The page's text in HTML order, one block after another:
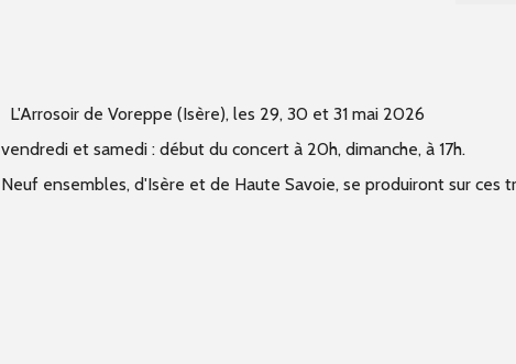
L'Arrosoir de Voreppe (Isère), les 29, 30 et 31 mai 2026
vendredi et samedi : début du concert à 20h, dimanche, à 17h.
Neuf ensembles, d'Isère et de Haute Savoie, se produiront sur ces